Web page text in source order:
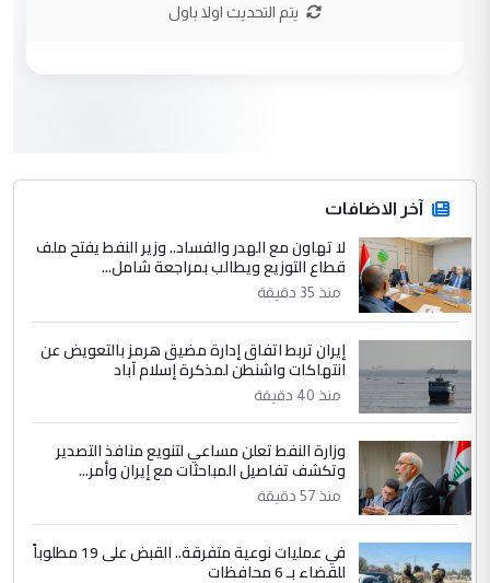
التعليق : قرار مستعجل جدا ولامصلحة فيه
للوزاره ولا للمواطن القرار الصائب يكون بعد
الاستماع للمدير ومغرفة ...
الموضوع :
وزير الصحة يعفي مدير مستشفى الكرخ
العام في بغداد
4
التعليق : واحد من عصابة علي ماما يسقط
جنسية الرافد الثالث للعراق ومن اصول عريقة
ابا فرات ...
الموضوع :
الجواهري يرد على صدام حسين سل
مضجعيك يابن الزنا (نص كامل)
5 سردار
يتم التحديث اولا باول
آخر الاضافات
لا تهاون مع الهدر والفساد.. وزير النفط يفتح ملف
قطاع التوزيع ويطالب بمراجعة شامل...
منذ 35 دقيقة
إيران تربط اتفاق إدارة مضيق هرمز بالتعويض عن
انتهاكات واشنطن لمذكرة إسلام آباد
منذ 40 دقيقة
وزارة النفط تعلن مساعي لتنويع منافذ التصدير
وتكشف تفاصيل المباحثات مع إيران وأمر...
منذ 57 دقيقة
في عمليات نوعية متفرقة.. القبض على 19 مطلوباً
للقضاء بـ 6 محافظات